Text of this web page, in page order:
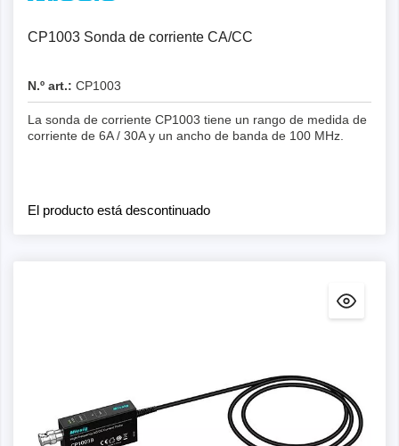
CP1003 Sonda de corriente CA/CC
N.º art.: CP1003
La sonda de corriente CP1003 tiene un rango de medida de
corriente de 6A / 30A y un ancho de banda de 100 MHz.
El producto está descontinuado